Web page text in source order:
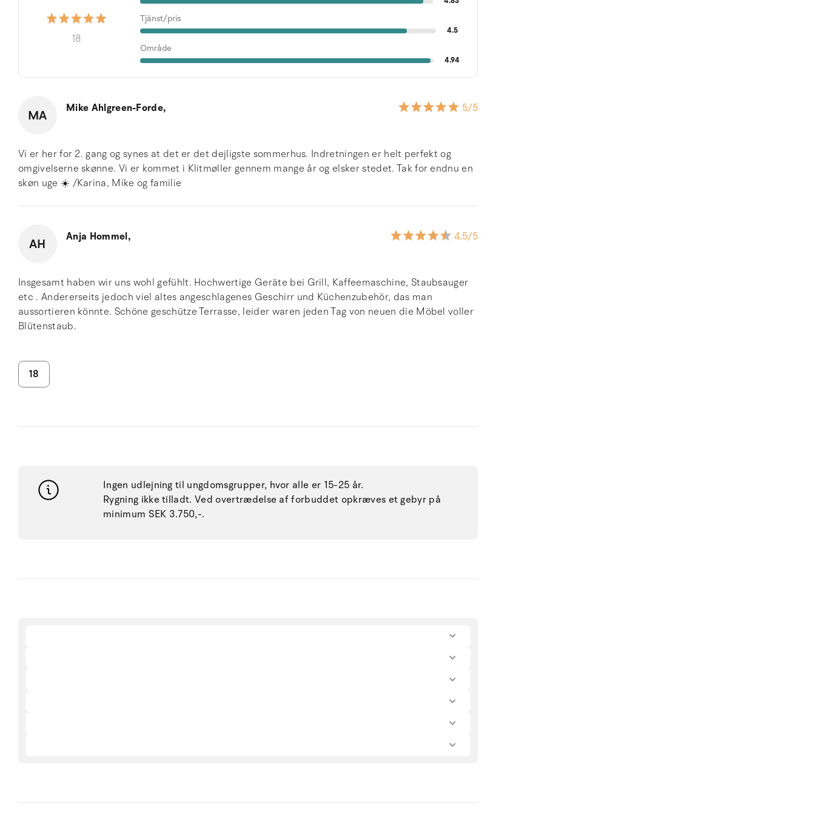
18
Tjänst/pris
4.5
Område
4.94
MA Mike Ahlgreen-Forde, 5/5
Vi er her for 2. gang og synes at det er det dejligste sommerhus. Indretningen er helt perfekt og
omgivelserne skønne. Vi er kommet i Klitmøller gennem mange år og elsker stedet. Tak for endnu en
skøn uge ☀️ /Karina, Mike og familie
AH Anja Hommel, 4.5/5
Insgesamt haben wir uns wohl gefühlt. Hochwertige Geräte bei Grill, Kaffeemaschine, Staubsauger
etc . Andererseits jedoch viel altes angeschlagenes Geschirr und Küchenzubehör, das man
aussortieren könnte. Schöne geschütze Terrasse, leider waren jeden Tag von neuen die Möbel voller
Blütenstaub.
18
Ingen udlejning til ungdomsgrupper, hvor alle er 15-25 år.
Rygning ikke tilladt. Ved overtrædelse af forbuddet opkræves et gebyr på
minimum SEK 3.750,-.